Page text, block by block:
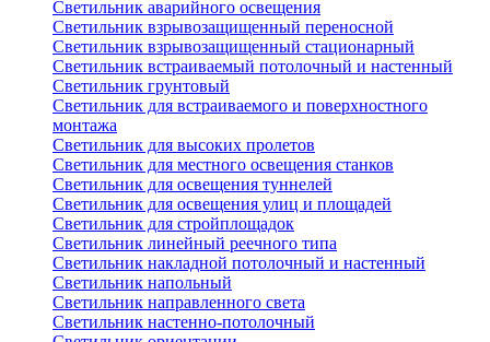
Светильник аварийного освещения
Светильник взрывозащищенный переносной
Светильник взрывозащищенный стационарный
Светильник встраиваемый потолочный и настенный
Светильник грунтовый
Светильник для встраиваемого и поверхностного
монтажа
Светильник для высоких пролетов
Светильник для местного освещения станков
Светильник для освещения туннелей
Светильник для освещения улиц и площадей
Светильник для стройплощадок
Светильник линейный реечного типа
Светильник накладной потолочный и настенный
Светильник напольный
Светильник направленного света
Светильник настенно-потолочный